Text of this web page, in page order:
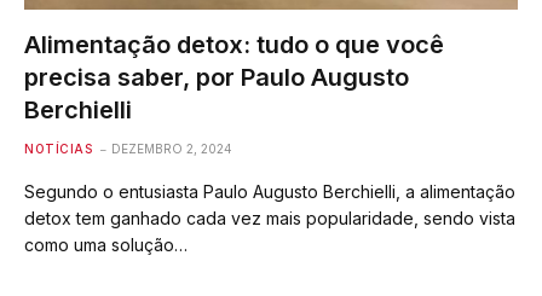
Alimentação detox: tudo o que você
precisa saber, por Paulo Augusto
Berchielli
NOTÍCIAS DEZEMBRO 2, 2024
Segundo o entusiasta Paulo Augusto Berchielli, a alimentação
detox tem ganhado cada vez mais popularidade, sendo vista
como uma solução…